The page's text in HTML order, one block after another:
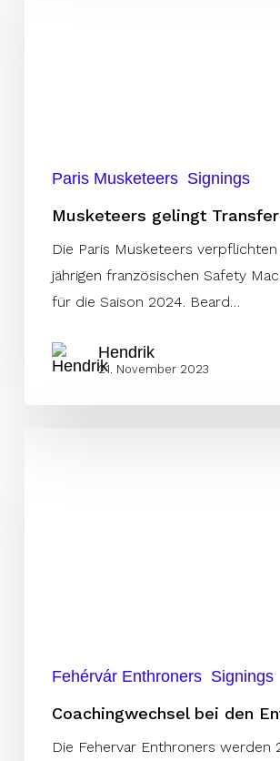
Paris Musketeers Signings
Musketeers gelingt
Die Paris Musketeers
jährigen französischen Safety
für die Saison 2024. Beard…
Hendrik
21. November 2023
Fehérvár Enthroners Signings
Coachingwechsel bei den
Die Fehervar Enthroners werden